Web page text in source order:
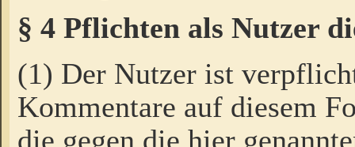
§ 4 Pflichten als Nutzer
(1) Der Nutzer ist
Kommentare auf diesem
die gegen die hier